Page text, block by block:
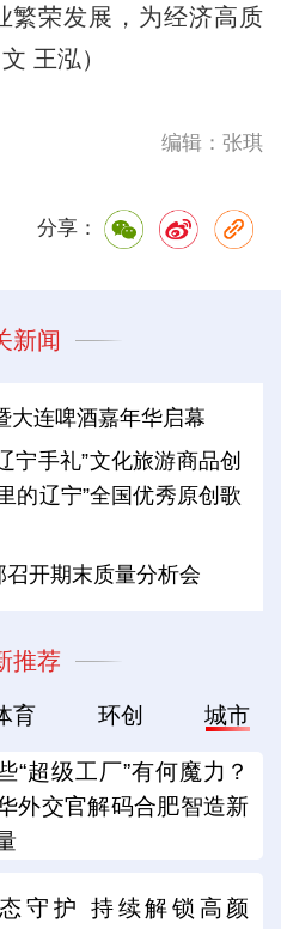
繁荣发展，为经济高质
王泓）
编辑：张琪
分享：
新闻
大连啤酒嘉年华启幕
宁手礼”文化旅游商品创
的辽宁”全国优秀原创歌
开期末质量分析会
推荐
育 环创 城市
“超级工厂”有何魔力？
外交官解码合肥智造新
守护 持续解锁高颜